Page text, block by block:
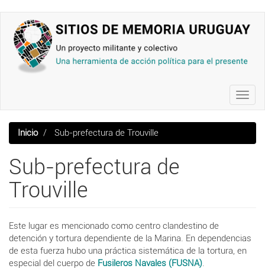
contenido
principal
Inicio Sub-prefectura de Trouville
Sub-prefectura de
Trouville
Este lugar es mencionado como centro clandestino de
detención y tortura dependiente de la Marina. En dependencias
de esta fuerza hubo una práctica sistemática de la tortura, en
especial del cuerpo de Fusileros Navales (FUSNA).